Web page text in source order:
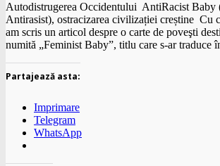
Autodistrugerea Occidentului AntiRacist Baby
Antirasist), ostracizarea civilizației creștine Cu
am scris un articol despre o carte de poveşti
numită „Feminist Baby”, titlu care s-ar traduce
Partajează asta:
Imprimare
Telegram
WhatsApp